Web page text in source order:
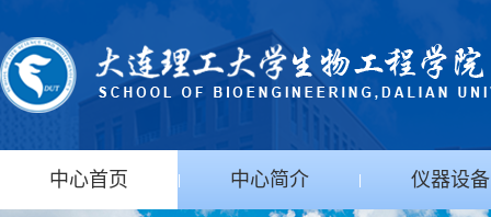
中心首页 中心简介 仪器设备